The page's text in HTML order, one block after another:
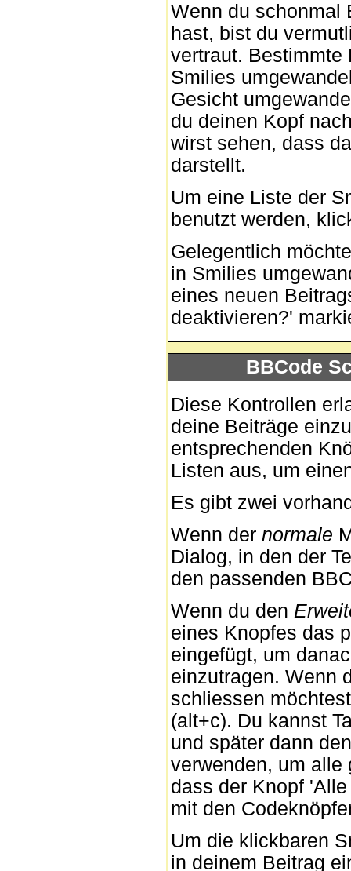
Wenn du schonmal
hast, bist du
vertraut. Bestimmte
Smilies
Gesicht
du deinen Kopf
wirst sehen, dass
darstellt.
Um eine Liste der
benutzt werden,
Gelegentlich
in Smilies
eines neuen
deaktivieren?'
BBCode
Diese Kontrollen
deine Beiträge
entsprechenden
Listen aus, um
Es gibt zwei
Wenn der normale
Dialog, in den der
den passenden
Wenn du den
eines Knopfes das
eingefügt, um
einzutragen. Wenn
schliessen
(alt+c). Du kannst
und später dann
verwenden, um alle
dass der Knopf
mit den
Um die klickbaren
in deinem Beitrag